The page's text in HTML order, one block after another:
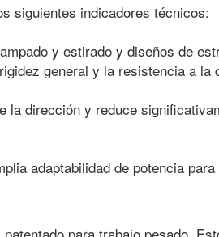
siguientes indicadores técnicos:
y estirado y diseños de
general y la resistencia a la
la dirección y reduce
adaptabilidad de potencia
para trabajo pesado.